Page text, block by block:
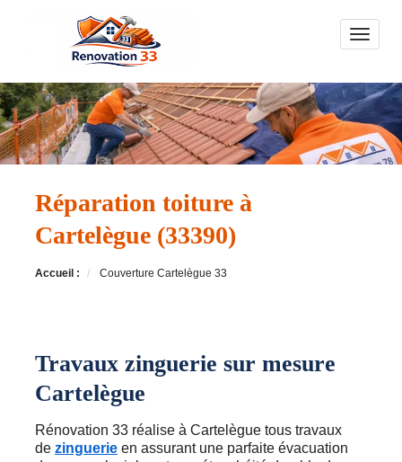
Toggle
Réparation toiture à
Cartelègue (33390)
Accueil : Couverture Cartelègue 33
Travaux zinguerie sur mesure
Cartelègue
Rénovation 33 réalise à Cartelègue tous travaux
de zinguerie en assurant une parfaite évacuation